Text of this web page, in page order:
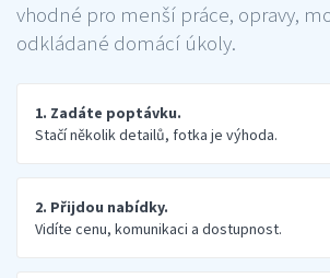
vhodné pro menší práce, opravy,
odkládané domácí úkoly.
1. Zadáte poptávku.
Stačí několik detailů, fotka je výhoda.
2. Přijdou nabídky.
Vidíte cenu, komunikaci a dostupnost.